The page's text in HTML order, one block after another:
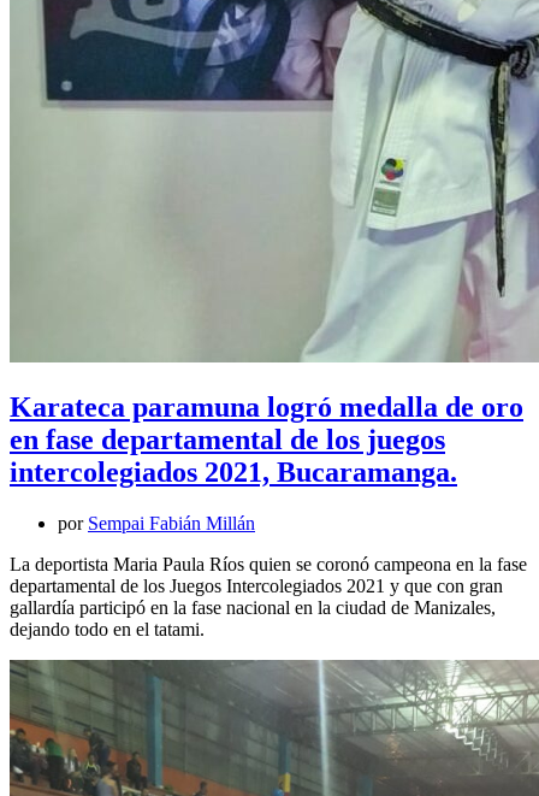
Karateca paramuna logró medalla de oro
en fase departamental de los juegos
intercolegiados 2021, Bucaramanga.
por Sempai Fabián Millán
La deportista Maria Paula Ríos quien se coronó campeona en la fase
departamental de los Juegos Intercolegiados 2021 y que con gran
gallardía participó en la fase nacional en la ciudad de Manizales,
dejando todo en el tatami.